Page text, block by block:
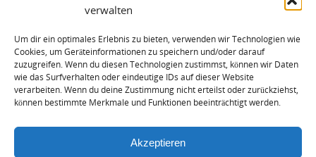
verwalten
Um dir ein optimales Erlebnis zu bieten, verwenden wir Technologien wie
Cookies, um Geräteinformationen zu speichern und/oder darauf
zuzugreifen. Wenn du diesen Technologien zustimmst, können wir Daten
wie das Surfverhalten oder eindeutige IDs auf dieser Website
verarbeiten. Wenn du deine Zustimmung nicht erteilst oder zurückziehst,
können bestimmte Merkmale und Funktionen beeinträchtigt werden.
Akzeptieren
FEWNOTES
der Gesellschaft zur Verwertung von Leistungsschutzrechten
(GVL) mit dem Labelcode LC-50853 geführt wird und im